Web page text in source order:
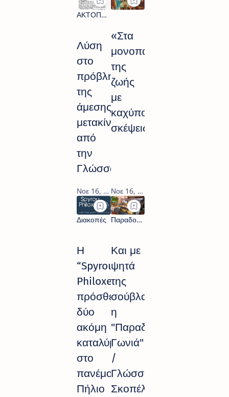
Λύση
στο
πρόβλημα
της
άμεσης
μετακίνησης
από
την
Γλώσσα
«Στα
μονοπάτια
της
ζωής
με
καχύποπτες
σκέψεις…»
Η
“Spyrou
Philoxenia”
πρόσθεσε
δύο
ακόμη
καταλύματα
στο
πανέμορφο
Πήλιο
Και με
ψητά
της
σούβλας
η
"Παραδοσιακή
Γωνιά"
/
Γλώσσα
Σκοπέλου